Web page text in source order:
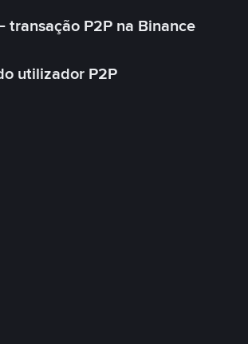
transação P2P na Binance
utilizador P2P